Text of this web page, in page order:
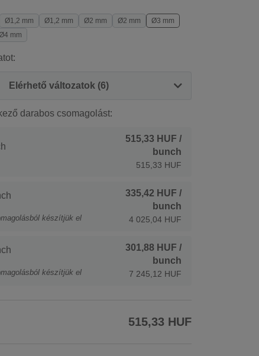
Ø1,2 mm Ø1,2 mm Ø2 mm Ø2 mm
Ø3 mm
mm
Elérhető változatok (6)
darabos csomagolást:
515,33 HUF /
bunch
515,33 HUF
készítjük el
335,42 HUF /
bunch
4 025,04 HUF
készítjük el
301,88 HUF /
bunch
7 245,12 HUF
515,33 HUF